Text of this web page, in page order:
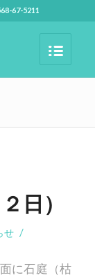
67-5211
日）
せ /
に石庭（枯